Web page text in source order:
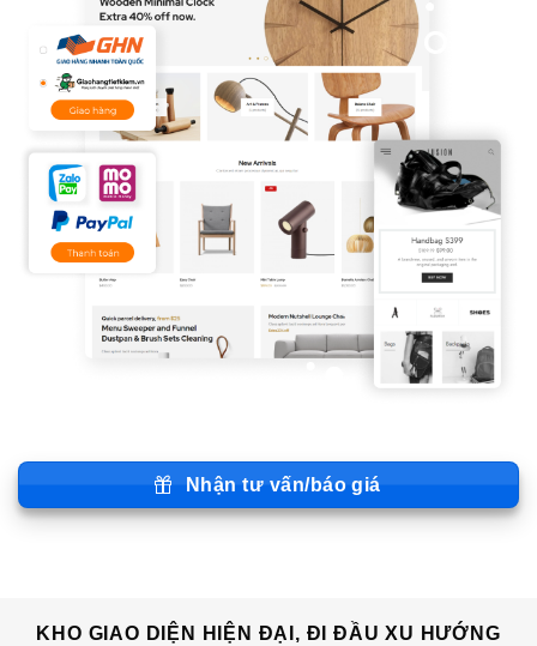
Nhận tư vấn/báo giá
KHO GIAO DIỆN HIỆN ĐẠI, ĐI ĐẦU XU HƯỚNG